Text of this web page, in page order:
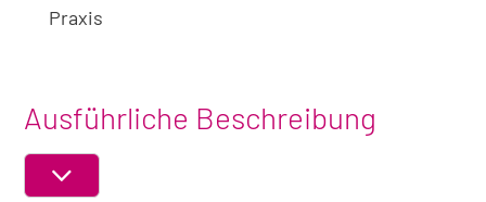
Praxis
Ausführliche Beschreibung